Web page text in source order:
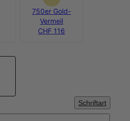
750er Gold-
Vermeil
CHF 116
Schriftart